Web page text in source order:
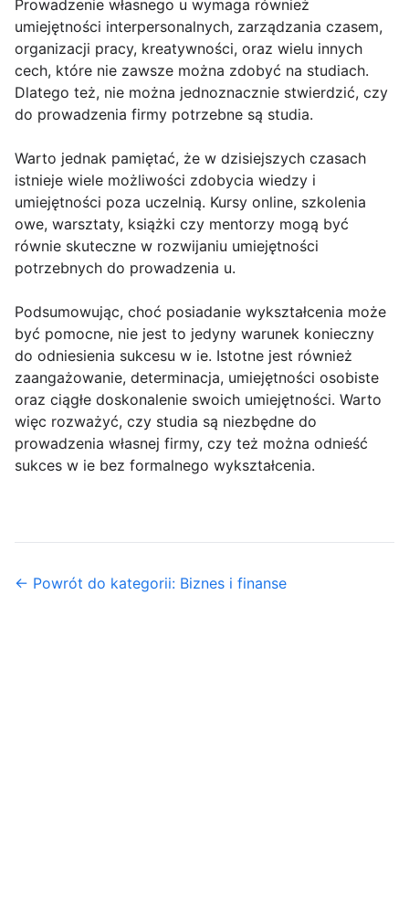
Prowadzenie własnego u wymaga również
umiejętności interpersonalnych, zarządzania czasem,
organizacji pracy, kreatywności, oraz wielu innych
cech, które nie zawsze można zdobyć na studiach.
Dlatego też, nie można jednoznacznie stwierdzić, czy
do prowadzenia firmy potrzebne są studia.
Warto jednak pamiętać, że w dzisiejszych czasach
istnieje wiele możliwości zdobycia wiedzy i
umiejętności poza uczelnią. Kursy online, szkolenia
owe, warsztaty, książki czy mentorzy mogą być
równie skuteczne w rozwijaniu umiejętności
potrzebnych do prowadzenia u.
Podsumowując, choć posiadanie wykształcenia może
być pomocne, nie jest to jedyny warunek konieczny
do odniesienia sukcesu w ie. Istotne jest również
zaangażowanie, determinacja, umiejętności osobiste
oraz ciągłe doskonalenie swoich umiejętności. Warto
więc rozważyć, czy studia są niezbędne do
prowadzenia własnej firmy, czy też można odnieść
sukces w ie bez formalnego wykształcenia.
← Powrót do kategorii: Biznes i finanse